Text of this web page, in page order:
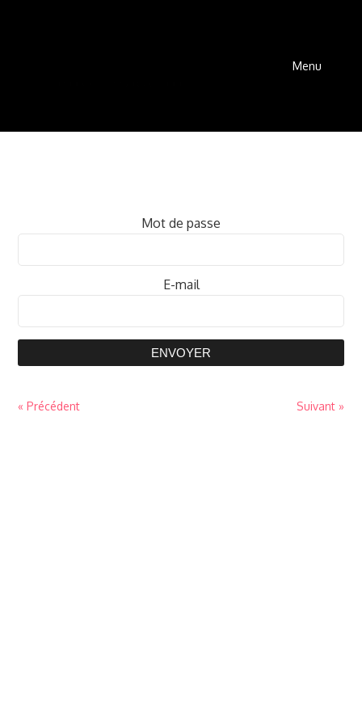
Menu
Mot de passe
E-mail
ENVOYER
« Précédent Suivant »